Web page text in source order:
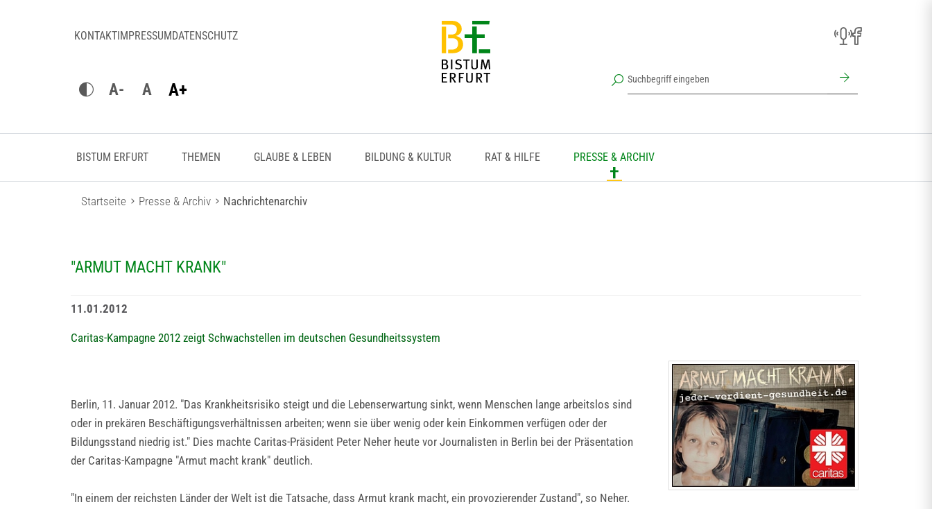
KONTAKTIMPRESSUMDATENSCHUTZ
A- A A+
BISTUM ERFURT THEMEN GLAUBE & LEBEN BILDUNG & KULTUR RAT & HILFE PRESSE & ARCHIV
Startseite Presse & Archiv Nachrichtenarchiv
"ARMUT MACHT KRANK"
11.01.2012
Caritas-Kampagne 2012 zeigt Schwachstellen im deutschen Gesundheitssystem
Berlin, 11. Januar 2012. "Das Krankheitsrisiko steigt und die Lebenserwartung sinkt, wenn Menschen lange arbeitslos sind
oder in prekären Beschäftigungsverhältnissen arbeiten; wenn sie über wenig oder kein Einkommen verfügen oder der
Bildungsstand niedrig ist." Dies machte Caritas-Präsident Peter Neher heute vor Journalisten in Berlin bei der Präsentation
der Caritas-Kampagne "Armut macht krank" deutlich.
"In einem der reichsten Länder der Welt ist die Tatsache, dass Armut krank macht, ein provozierender Zustand", so Neher.